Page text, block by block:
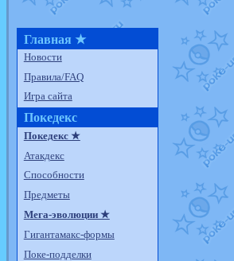
Главная ★
Новости
Правила/FAQ
Игра сайта
Покедекс
Покедекс ★
Атакдекс
Способности
Предметы
Мега-эволюции ★
Гигантамакс-формы
Поке-подделки